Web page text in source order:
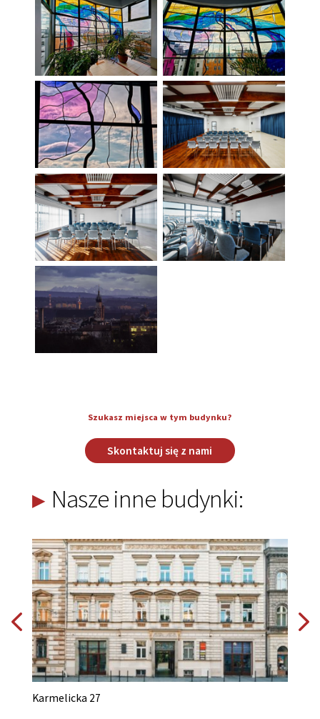
Szukasz miejsca w tym budynku?
Skontaktuj się z nami
Nasze inne budynki:
Karmelicka 27